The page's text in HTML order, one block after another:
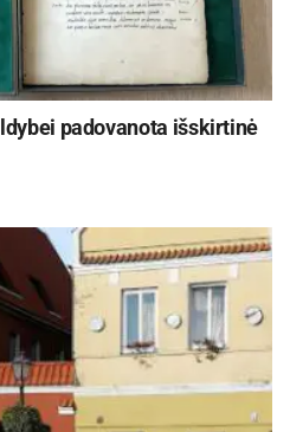
padovanota išskirtinė